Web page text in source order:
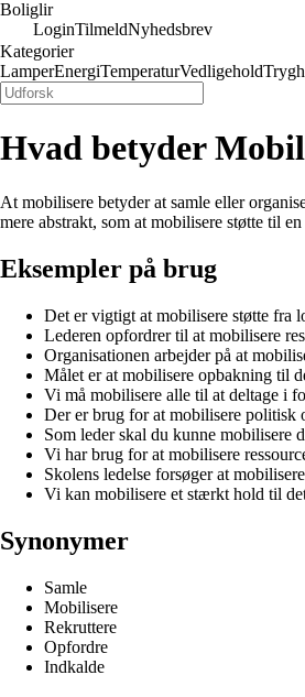
Boliglir
LoginTilmeldNyhedsbrev
Kategorier
LamperEnergiTemperaturVedligehold
Hvad betyder
At mobilisere betyder at samle eller
mere abstrakt, som at mobilisere støtte til
Eksempler på brug
Det er vigtigt at mobilisere støtte fra
Lederen opfordrer til at mobilisere
Organisationen arbejder på at
Målet er at mobilisere opbakning til
Vi må mobilisere alle til at deltage i
Der er brug for at mobilisere politisk
Som leder skal du kunne mobilisere
Vi har brug for at mobilisere
Skolens ledelse forsøger at
Vi kan mobilisere et stærkt hold til
Synonymer
Samle
Mobilisere
Rekruttere
Opfordre
Indkalde